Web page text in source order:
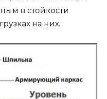
в стойкости
на них.